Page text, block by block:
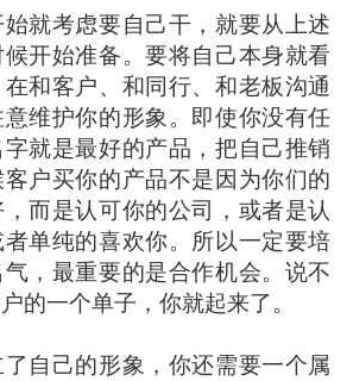
考虑要自己干，就要从上述
开始准备。要将自己本身就看
和客户、和同行、和老板沟通
维护你的形象。即使你没有任
就是最好的产品，把自己推销
户买你的产品不是因为你们的
而是认可你的公司，或者是认
单纯的喜欢你。所以一定要培
，最重要的是合作机会。说不
的一个单子，你就起来了。
己的形象，你还需要一个属